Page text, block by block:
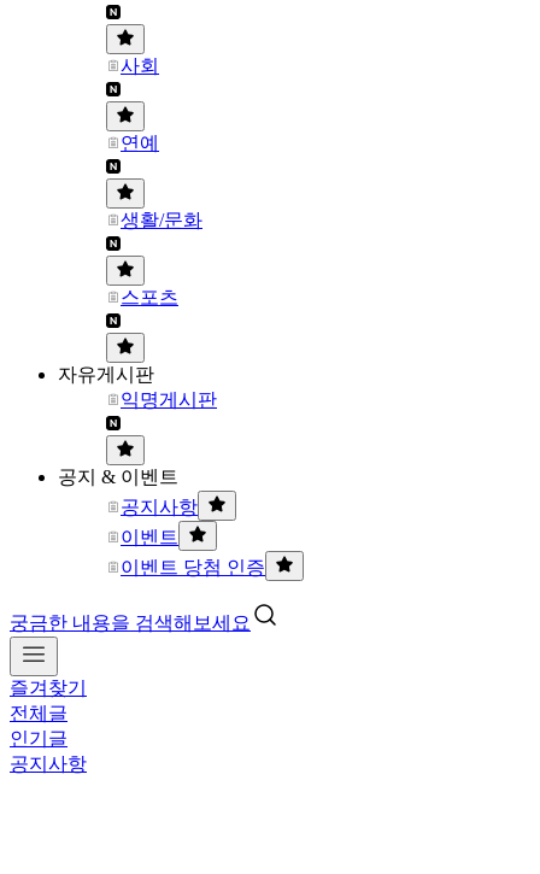
사회
연예
생활/문화
스포츠
자유게시판
익명게시판
공지 & 이벤트
공지사항
이벤트
이벤트 당첨 인증
궁금한 내용을 검색해보세요
즐겨찾기
전체글
인기글
공지사항